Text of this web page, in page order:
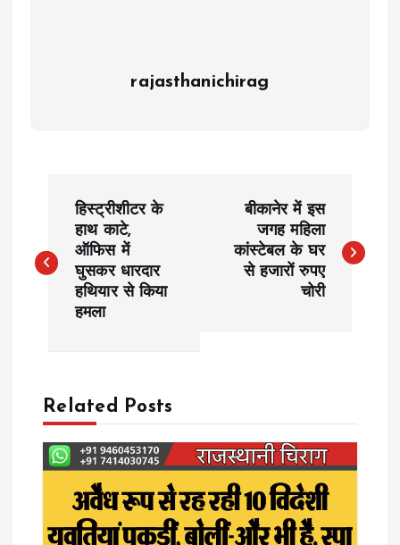
rajasthanichirag
s
a
v
हिस्ट्रीशीटर के
हाथ काटे,
ऑफिस में
घुसकर धारदार
हथियार से किया
हमला
बीकानेर में इस
जगह महिला
कांस्टेबल के घर
से हजारों रुपए
चोरी
Related Posts